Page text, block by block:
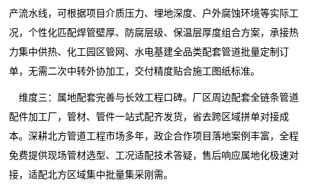
产流水线，可根据项目介质压力、埋地深度、户外腐蚀环境等实际工
况，个性化匹配焊管壁厚、防腐层级、保温层厚度组合方案，承接热
力集中供热、化工园区管网、水电基建全品类配套管道批量定制订
单，无需二次中转外协加工，交付精度贴合施工图纸标准。
维度三：属地配套完善与长效工程口碑。厂区周边配套全链条管道
配件加工厂，管材、管件一站式配齐发货，省去跨区域拼单对接成
本。深耕北方管道工程市场多年，政企合作项目落地案例丰富，全程
免费提供现场管材选型、工况适配技术答疑，售后响应属地化极速对
接，适配北方区域集中批量集采刚需。